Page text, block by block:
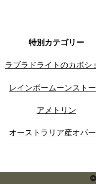
特別カテゴリー
ラブラドライトのカボシ
レインボームーンスト
アメトリン
オーストラリア産オパ
©